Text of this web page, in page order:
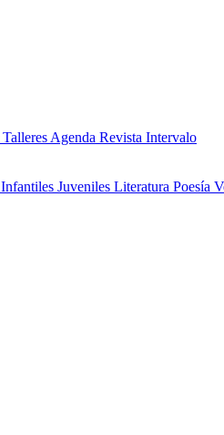
Talleres Agenda Revista Intervalo
Infantiles Juveniles Literatura Poesía